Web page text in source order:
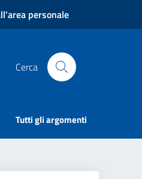
personale
Cerca
Tutti gli argomenti